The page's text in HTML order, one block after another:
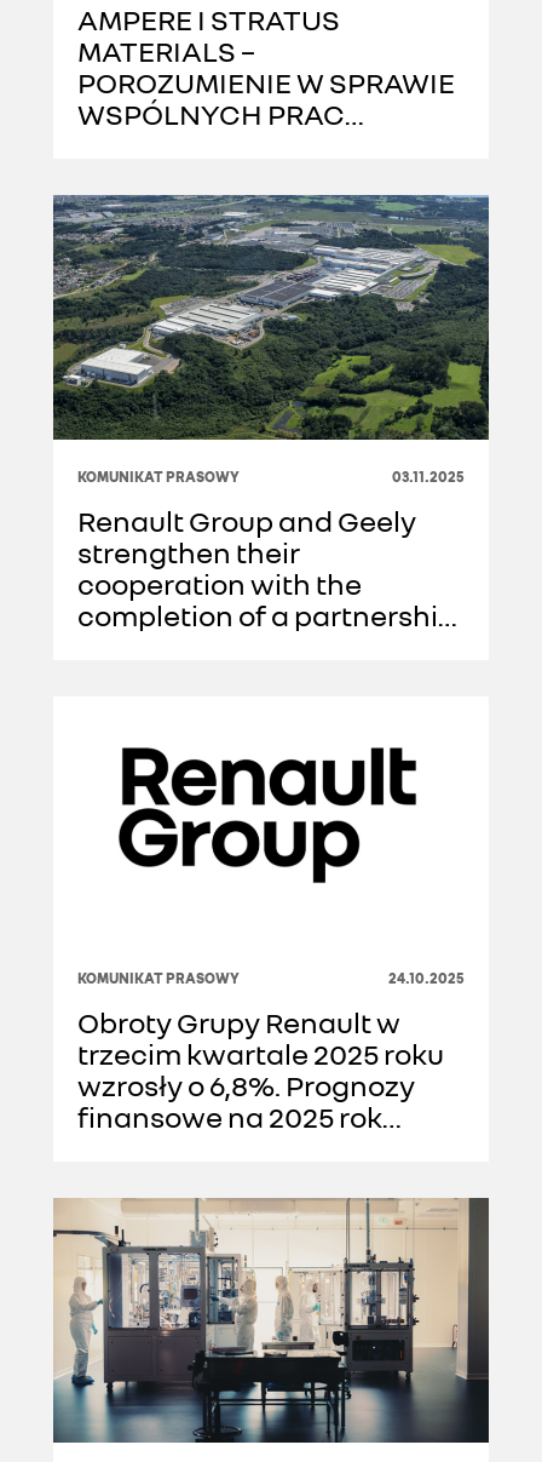
AMPERE I STRATUS
MATERIALS –
POROZUMIENIE W SPRAWIE
WSPÓLNYCH PRAC
TECHNOLOGII
BEZKOBALTOWEJ KATODY
W SAMOCHODACH
ELEKTRYCZNYCH NOWEJ
GENERACJI GRUPY
RENAULT
KOMUNIKAT PRASOWY 03.11.2025
Renault Group and Geely
strengthen their
cooperation with the
completion of a partnership
KOMUNIKAT PRASOWY 24.10.2025
Obroty Grupy Renault w
trzecim kwartale 2025 roku
wzrosły o 6,8%. Prognozy
finansowe na 2025 rok